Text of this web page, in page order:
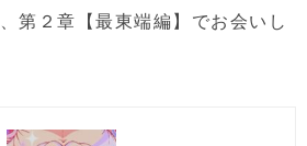
第２章【最東端編】でお会いし